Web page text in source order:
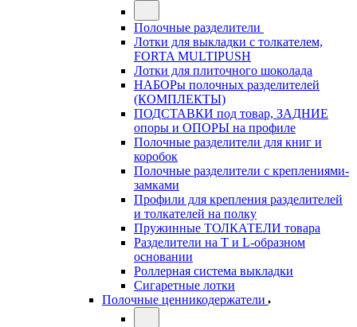
Полочные разделители
Лотки для выкладки с толкателем,
FORTA MULTIPUSH
Лотки для плиточного шоколада
НАБОРы полочных разделителей
(КОМПЛЕКТЫ)
ПОДСТАВКИ под товар, ЗАДНИЕ
опоры и ОПОРЫ на профиле
Полочные разделители для книг и
коробок
Полочные разделители с креплениями-
замками
Профили для крепления разделителей
и толкателей на полку
Пружинные ТОЛКАТЕЛИ товара
Разделители на Т и L-образном
основании
Роллерная система выкладки
Сигаретные лотки
Полочные ценникодержатели